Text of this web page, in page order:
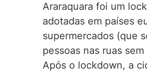
Araraquara foi um
adotadas em países
supermercados (que
pessoas nas ruas
Após o lockdown, a